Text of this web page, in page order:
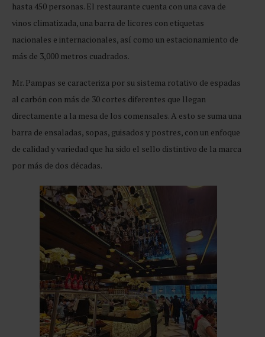
hasta 450 personas. El restaurante cuenta con una cava de
vinos climatizada, una barra de licores con etiquetas
nacionales e internacionales, así como un estacionamiento de
más de 3,000 metros cuadrados.
Mr. Pampas se caracteriza por su sistema rotativo de espadas
al carbón con más de 30 cortes diferentes que llegan
directamente a la mesa de los comensales. A esto se suma una
barra de ensaladas, sopas, guisados y postres, con un enfoque
de calidad y variedad que ha sido el sello distintivo de la marca
por más de dos décadas.